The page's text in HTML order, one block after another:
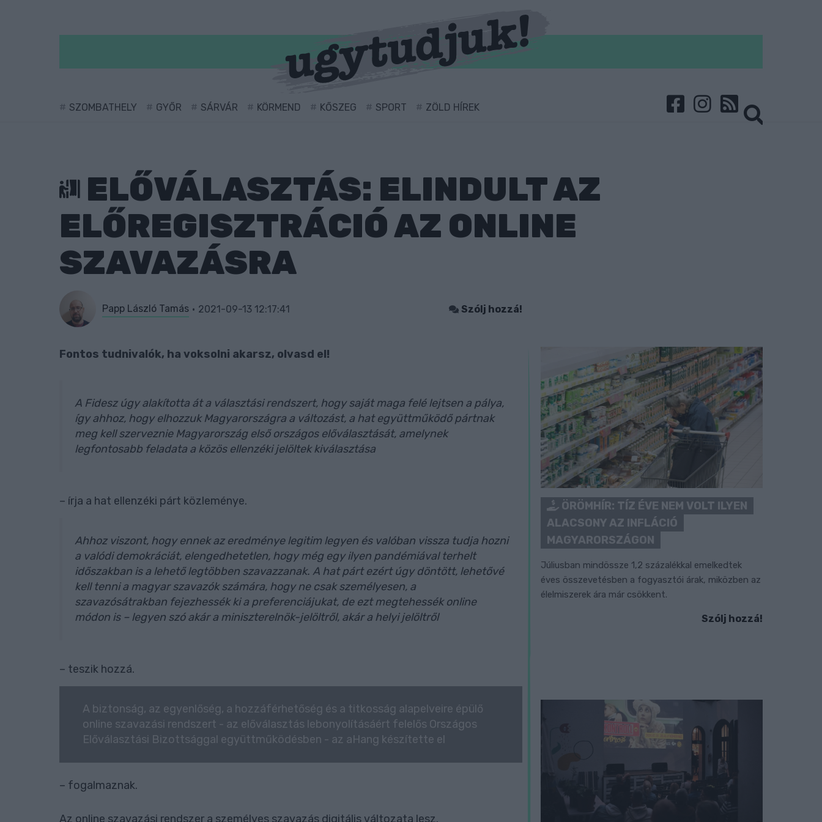
SZOMBATHELY GYŐR SÁRVÁR KÖRMEND KŐSZEG SPORT ZÖLD HÍREK
ELŐVÁLASZTÁS: ELINDULT AZ
ELŐREGISZTRÁCIÓ AZ ONLINE
SZAVAZÁSRA
Papp László Tamás 2021-09-13 12:17:41 Szólj hozzá!
Fontos tudnivalók, ha voksolni akarsz, olvasd el!
A Fidesz úgy alakította át a választási rendszert, hogy saját maga felé lejtsen a pálya,
így ahhoz, hogy elhozzuk Magyarországra a változást, a hat együttműködő pártnak
meg kell szerveznie Magyarország első országos előválasztását, amelynek
legfontosabb feladata a közös ellenzéki jelöltek kiválasztása
– írja a hat ellenzéki párt közleménye.
Ahhoz viszont, hogy ennek az eredménye legitim legyen és valóban vissza tudja hozni
a valódi demokráciát, elengedhetetlen, hogy még egy ilyen pandémiával terhelt
időszakban is a lehető legtöbben szavazzanak. A hat párt ezért úgy döntött, lehetővé
kell tenni a magyar szavazók számára, hogy ne csak személyesen, a
szavazósátrakban fejezhessék ki a preferenciájukat, de ezt megtehessék online
módon is – legyen szó akár a miniszterelnök-jelöltről, akár a helyi jelöltről
– teszik hozzá.
A biztonság, az egyenlőség, a hozzáférhetőség és a titkosság alapelveire épülő
online szavazási rendszert - az előválasztás lebonyolításáért felelős Országos
Előválasztási Bizottsággal együttműködésben - az aHang készítette el
– fogalmaznak.
Az online szavazási rendszer a személyes szavazás digitális változata lesz.
ÖRÖMHÍR: TÍZ ÉVE NEM VOLT ILYEN
ALACSONY AZ INFLÁCIÓ
MAGYARORSZÁGON
Júliusban mindössze 1,2 százalékkal emelkedtek
éves összevetésben a fogyasztói árak, miközben az
élelmiszerek ára már csökkent.
Szólj hozzá!